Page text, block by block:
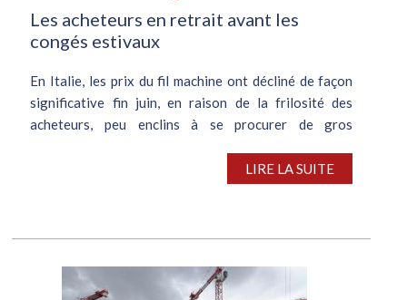
Les acheteurs en retrait avant les
congés estivaux
En Italie, les prix du fil machine ont décliné de façon
significative fin juin, en raison de la frilosité des
acheteurs, peu enclins à se procurer de gros
LIRE LA SUITE